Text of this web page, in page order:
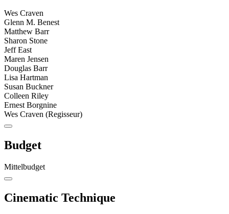
Wes Craven
Glenn M. Benest
Matthew Barr
Sharon Stone
Jeff East
Maren Jensen
Douglas Barr
Lisa Hartman
Susan Buckner
Colleen Riley
Ernest Borgnine
Wes Craven (Regisseur)
Budget
Mittelbudget
Cinematic Technique